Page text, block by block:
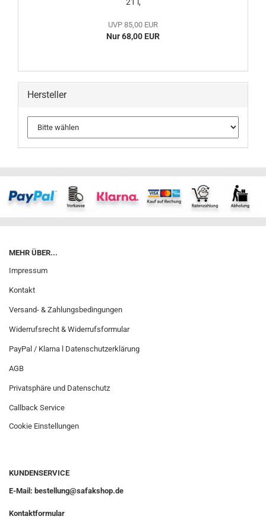
UVP 85,00 EUR
Nur 68,00 EUR
Hersteller
MEHR ÜBER...
Impressum
Kontakt
Versand- & Zahlungsbedingungen
Widerrufsrecht & Widerrufsformular
PayPal / Klarna l Datenschutzerklärung
AGB
Privatsphäre und Datenschutz
Callback Service
Cookie Einstellungen
KUNDENSERVICE
E-Mail: bestellung@safakshop.de
Kontaktformular